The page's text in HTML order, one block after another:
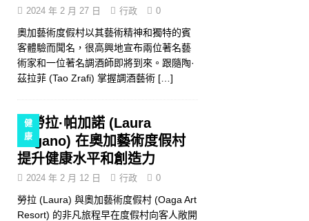
2024 年 2 月 27 日 行政 0
奧加藝術度假村以其藝術精神和獨特的賓
客體驗而聞名，很高興地宣布兩位著名藝
術家和一位著名調酒師即將到來。跟隨陶·
茲拉菲 (Tao Zrafi) 掌握調酒藝術 […]
健
康
勞拉·帕加諾 (Laura
Pagano) 在奧加藝術度假村
提升健康水平和創造力
2024 年 2 月 12 日 行政 0
勞拉 (Laura) 與奧加藝術度假村 (Oaga Art
Resort) 的非凡旅程早在度假村向客人敞開